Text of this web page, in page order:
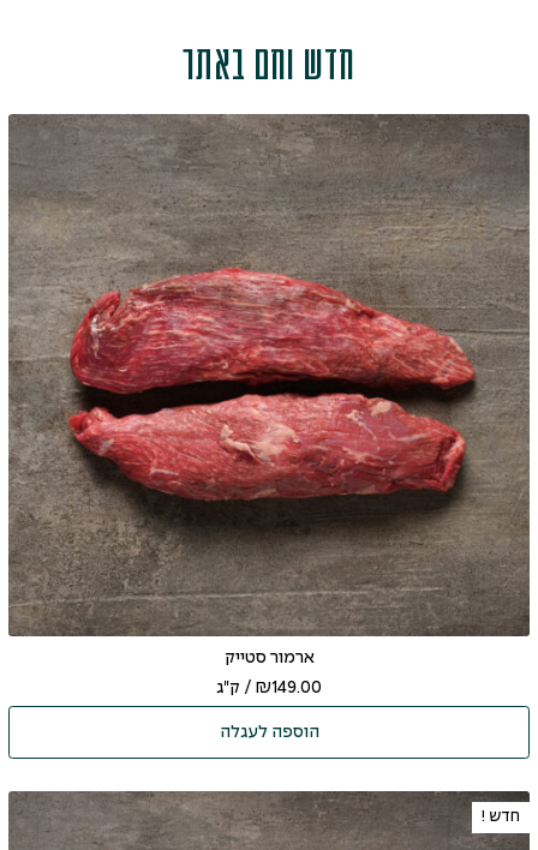
חדש וחם באתר
ארמור סטייק
₪149.00 / ק"ג
הוספה לעגלה
חדש !